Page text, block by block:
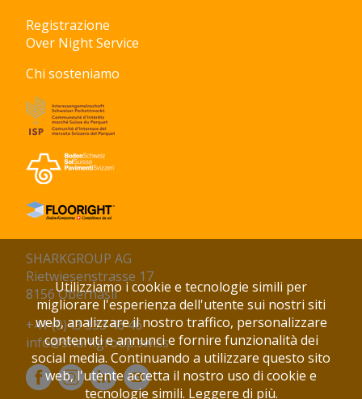
Registrazione
Over Night Service
Chi sosteniamo
SHARKGROUP AG
Rietwiesenstrasse 17
8156 Oberhasli
+41 (0)43 333 46 46
info@sharkgroup.swiss
Utilizziamo i cookie e tecnologie simili per
migliorare l'esperienza dell'utente sui nostri siti
web, analizzare il nostro traffico, personalizzare
contenuti e annunci e fornire funzionalità dei
social media. Continuando a utilizzare questo sito
web, l'utente accetta il nostro uso di cookie e
tecnologie simili. Leggere di più.